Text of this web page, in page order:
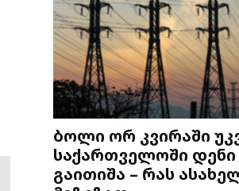
ბოლი ორ კვირაში
საქართველოში
გაითიშა – რას